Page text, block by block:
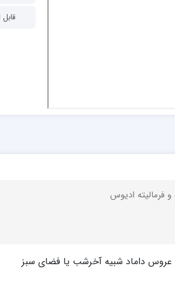
فرمالیته ادیوس
داماد شبیه آخرشب یا فضای سبز